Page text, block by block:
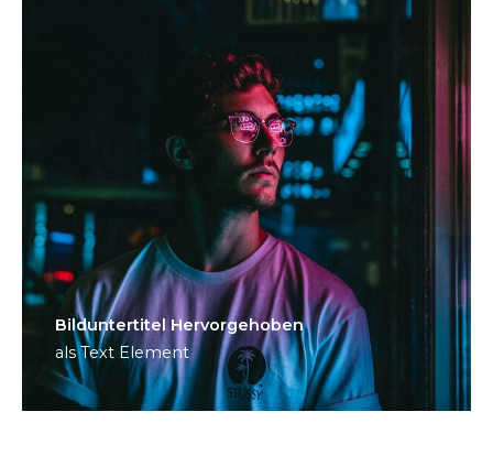
Bild­unter­titel Hervorgehoben
als Text Element